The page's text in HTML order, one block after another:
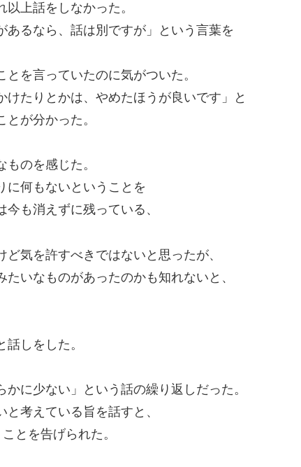
上話をしなかった。
るなら、話は別ですが」という言葉を
を言っていたのに気がついた。
たりとかは、やめたほうが良いです」と
が分かった。
のを感じた。
に何もないということを
も消えずに残っている、
気を許すべきではないと思ったが、
いなものがあったのかも知れないと、
しをした。
に少ない」という話の繰り返しだった。
考えている旨を話すと、
とを告げられた。